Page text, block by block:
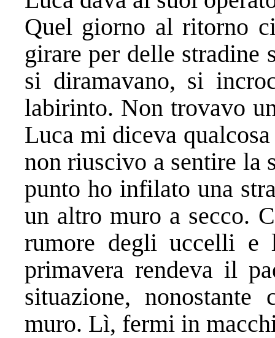
Quel giorno al ritorno
girare per delle stradine
si diramavano, si
labirinto. Non trovavo
Luca mi diceva
non riuscivo a sentire la
punto ho infilato una
un altro muro a secco.
rumore degli uccelli
primavera rendeva il
situazione,
muro. Lì, fermi in